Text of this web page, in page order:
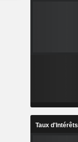
Taux d'Intérêts